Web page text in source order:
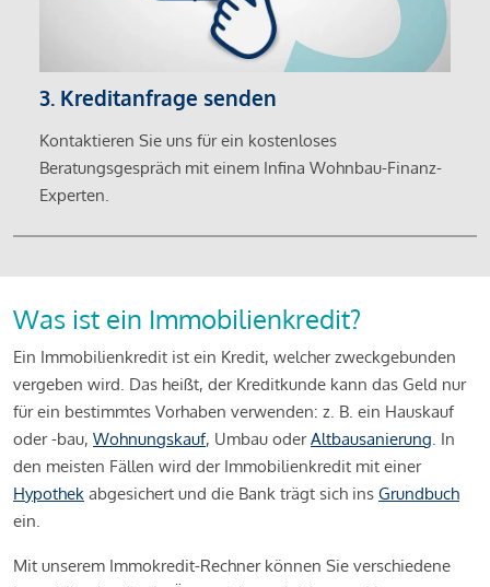
3. Kreditanfrage senden
Kontaktieren Sie uns für ein kostenloses
Beratungsgespräch mit einem Infina Wohnbau-Finanz-
Experten.
Was ist ein Immobilienkredit?
Ein Immobilienkredit ist ein Kredit, welcher zweckgebunden
vergeben wird. Das heißt, der Kreditkunde kann das Geld nur
für ein bestimmtes Vorhaben verwenden: z. B. ein Hauskauf
oder -bau, Wohnungskauf, Umbau oderAltbausanierung. In
den meisten Fällen wird der Immobilienkredit mit einer
Hypothek abgesichert und die Bank trägt sich ins Grundbuch
ein.
Mit unserem Immokredit-Rechner können Sie verschiedene